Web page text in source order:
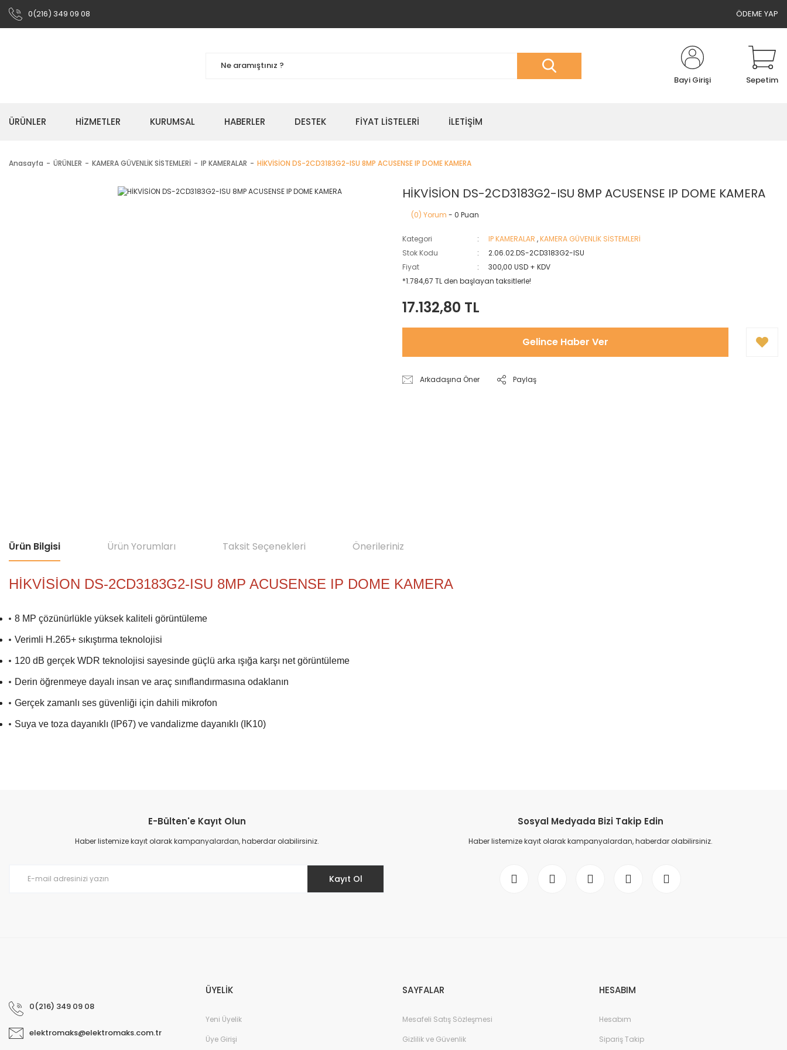
0(216) 349 09 08 ÖDEME YAP
Bayi Girişi Sepetim
ÜRÜNLER HIZMETLER KURUMSAL HABERLER DESTEK FIYAT LISTELERI İLETIŞIM
Anasayfa ÜRÜNLER KAMERA GÜVENLİK SİSTEMLERİ IP KAMERALAR HİKVİSİON DS-2CD3183G2-ISU 8MP ACUSENSE IP DOME KAMERA
HİKVİSİON DS-2CD3183G2-ISU 8MP ACUSENSE IP DOME KAMERA
(0) Yorum - 0 Puan
Kategori IP KAMERALAR ,KAMERA GÜVENLİK SİSTEMLERİ
Stok Kodu
2.06.02.DS-2CD3183G2-ISU
Fiyat
300,00 USD + KDV
*1.784,67 TL den başlayan taksitlerle!
17.132,80 TL
Gelince Haber Ver
Arkadaşına Öner Paylaş
Ürün Bilgisi Ürün Yorumları Taksit Seçenekleri Önerileriniz
HİKVİSİON DS-2CD3183G2-ISU 8MP ACUSENSE IP DOME KAMERA
8 MP çözünürlükle yüksek kaliteli görüntüleme
Verimli H.265+ sıkıştırma teknolojisi
120 dB gerçek WDR teknolojisi sayesinde güçlü arka ışığa karşı net görüntüleme
Derin öğrenmeye dayalı insan ve araç sınıflandırmasına odaklanın
Gerçek zamanlı ses güvenliği için dahili mikrofon
Suya ve toza dayanıklı (IP67) ve vandalizme dayanıklı (IK10)
Ürün resmi kalitesiz, bozuk veya görüntülenemiyor.
Ürün açıklamasında eksik bilgiler bulunuyor.
E-Bülten'e Kayıt Olun
Haber listemize kayıt olarak kampanyalardan, haberdar olabilirsiniz.
Kayıt Ol
Sosyal Medyada Bizi Takip Edin
Haber listemize kayıt olarak kampanyalardan, haberdar olabilirsiniz.
0(216) 349 09 08
elektromaks@elektromaks.com.tr
ÜYELİK
Yeni Üyelik
Üye Girişi
SAYFALAR
Mesafeli Satış Sözleşmesi
Gizlilik ve Güvenlik
HESABIM
Hesabım
Sipariş Takip